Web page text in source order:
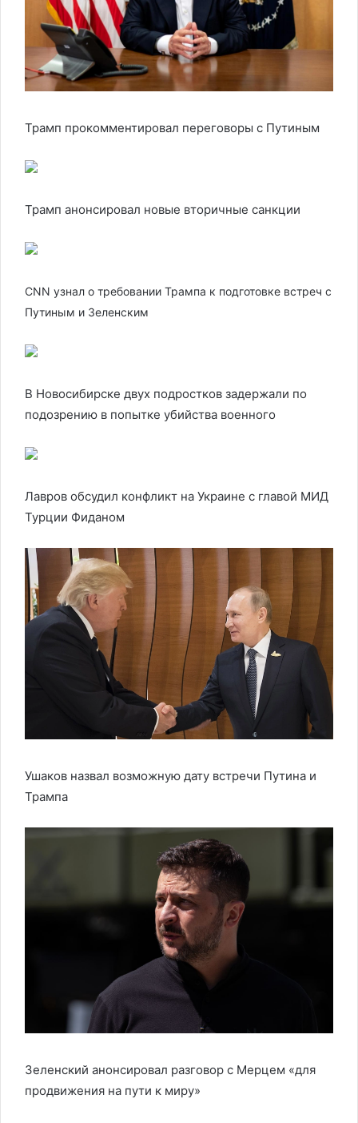
Трамп прокомментировал переговоры с Путиным
Трамп анонсировал новые вторичные санкции
CNN узнал о требовании Трампа к подготовке встреч с
Путиным и Зеленским
В Новосибирске двух подростков задержали по
подозрению в попытке убийства военного
Лавров обсудил конфликт на Украине с главой МИД
Турции Фиданом
Ушаков назвал возможную дату встречи Путина и
Трампа
Зеленский анонсировал разговор с Мерцем «для
продвижения на пути к миру»